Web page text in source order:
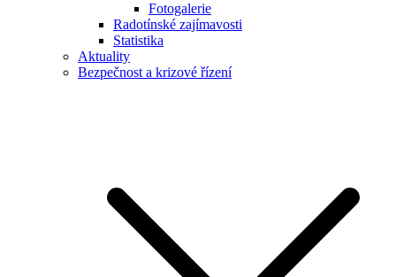
Fotogalerie
Radotínské zajímavosti
Statistika
Aktuality
Bezpečnost a krizové řízení